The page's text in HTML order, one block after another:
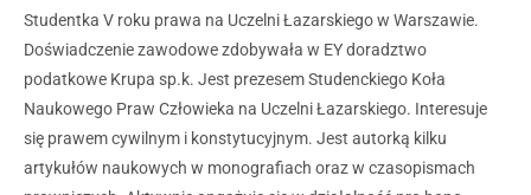
Studentka V roku prawa na Uczelni Łazarskiego w Warszawie.
Doświadczenie zawodowe zdobywała w EY doradztwo
podatkowe Krupa sp.k. Jest prezesem Studenckiego Koła
Naukowego Praw Człowieka na Uczelni Łazarskiego. Interesuje
się prawem cywilnym i konstytucyjnym. Jest autorką kilku
artykułów naukowych w monografiach oraz w czasopismach